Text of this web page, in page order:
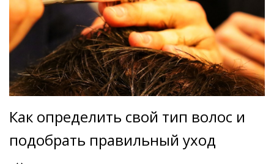
Как определить свой тип волос и
подобрать правильный уход